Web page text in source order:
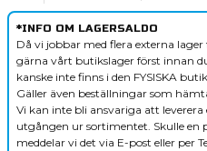
*INFO OM LAGERSALDO
Då vi jobbar med flera externa
gärna vårt butikslager först innan
kanske inte finns i den FYSISKA
Gäller även beställningar som
Vi kan inte bli ansvariga att
utgången ur sortimentet. Skulle en
meddelar vi det via E-post eller per